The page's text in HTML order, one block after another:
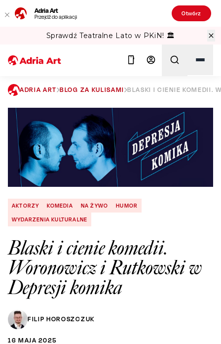
Adria Art
Przejdź do aplikacji Otwórz
Sprawdź Teatralne Lato w PKiN! 🏛️
Szukaj
ADRIA ART BLOG ZA KULISAMI BLASKI I CIENIE KOMEDII.
AKTORZY KOMEDIA NA ŻYWO
HUMOR
WYDARZENIA KULTURALNE
Blaski i cienie komedii.
Woronowicz i Rutkowski w
Depresji komika
FILIP HOROSZCZUK
16 MAJA 2025